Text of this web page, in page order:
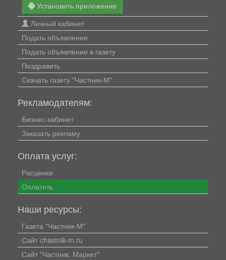
Установить приложение
Личный кабинет
Подать объявление
Подать объявление в газету
Поздравить
Скачать газету "Частник-М"
Рекламодателям:
Бизнес-кабинет
Заказать рекламу
Оплата услуг:
Расценки
Оплатить
Наши ресурсы:
Газета "Частник-М"
Сайт chastnik-m.ru
Сайт "Частник. Маркет"